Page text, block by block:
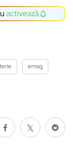
activează
emag